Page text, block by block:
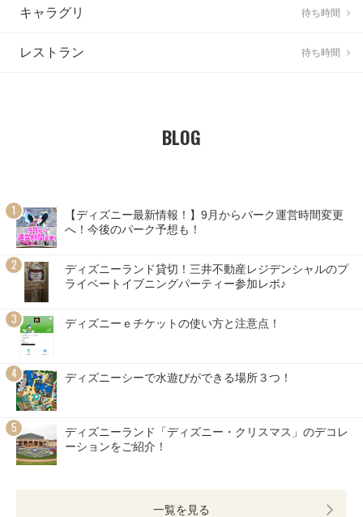
キャラグリ 待ち時間
レストラン 待ち時間
BLOG
【ディズニー最新情報！】9月からパーク運営時間変更
へ！今後のパーク予想も！
ディズニーランド貸切！三井不動産レジデンシャルのプ
ライベートイブニングパーティー参加レポ♪
ディズニーｅチケットの使い方と注意点！
ディズニーシーで水遊びができる場所３つ！
ディズニーランド「ディズニー・クリスマス」のデコレ
ーションをご紹介！
一覧を見る